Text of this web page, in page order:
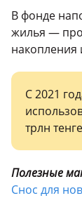
В фонде
жилья —
накопления
С 2021
трлн
Полезные
Снос для